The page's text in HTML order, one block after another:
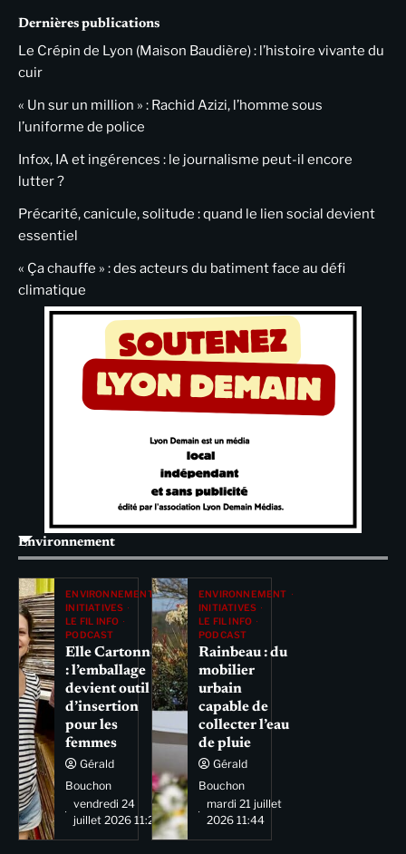
Dernières publications
Le Crépin de Lyon (Maison Baudière) : l’histoire vivante du
cuir
« Un sur un million » : Rachid Azizi, l’homme sous
l’uniforme de police
Infox, IA et ingérences : le journalisme peut-il encore
lutter ?
Précarité, canicule, solitude : quand le lien social devient
essentiel
« Ça chauffe » : des acteurs du batiment face au défi
climatique
Environnement
ENVIRONNEMENT
INITIATIVES
LE FIL INFO
PODCAST
Elle Cartonne
: l’emballage
devient outil
d’insertion
pour les
femmes
Gérald
Bouchon
vendredi 24
juillet 2026 11:29
ENVIRONNEMENT
INITIATIVES
LE FIL INFO
PODCAST
Rainbeau : du
mobilier
urbain
capable de
collecter l’eau
de pluie
Gérald
Bouchon
mardi 21 juillet
2026 11:44